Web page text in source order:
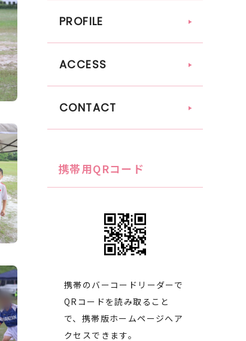
PROFILE
ACCESS
CONTACT
携帯用QRコード
携帯のバーコードリーダーで
QRコードを読み取ること
で、携帯版ホームページへア
クセスできます。